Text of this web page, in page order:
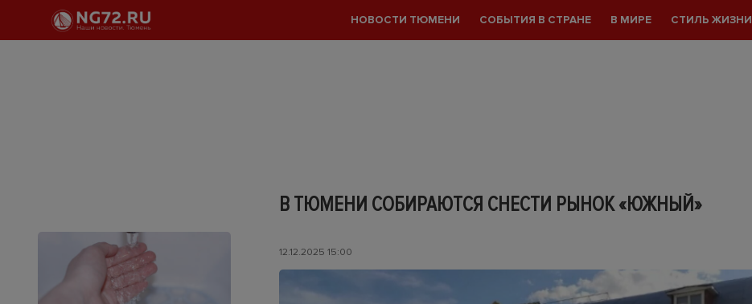
НОВОСТИ ТЮМЕНИ СОБЫТИЯ В СТРАНЕ В МИРЕ СТИЛЬ ЖИЗНИ
В ТЮМЕНИ СОБИРАЮТСЯ СНЕСТИ РЫНОК «ЮЖНЫЙ»
12.12.2025 15:00